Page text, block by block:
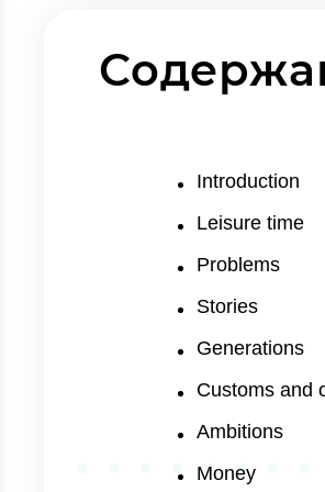
Introduction
Leisure time
Problems
Stories
Generations
Customs and
Ambitions
Money